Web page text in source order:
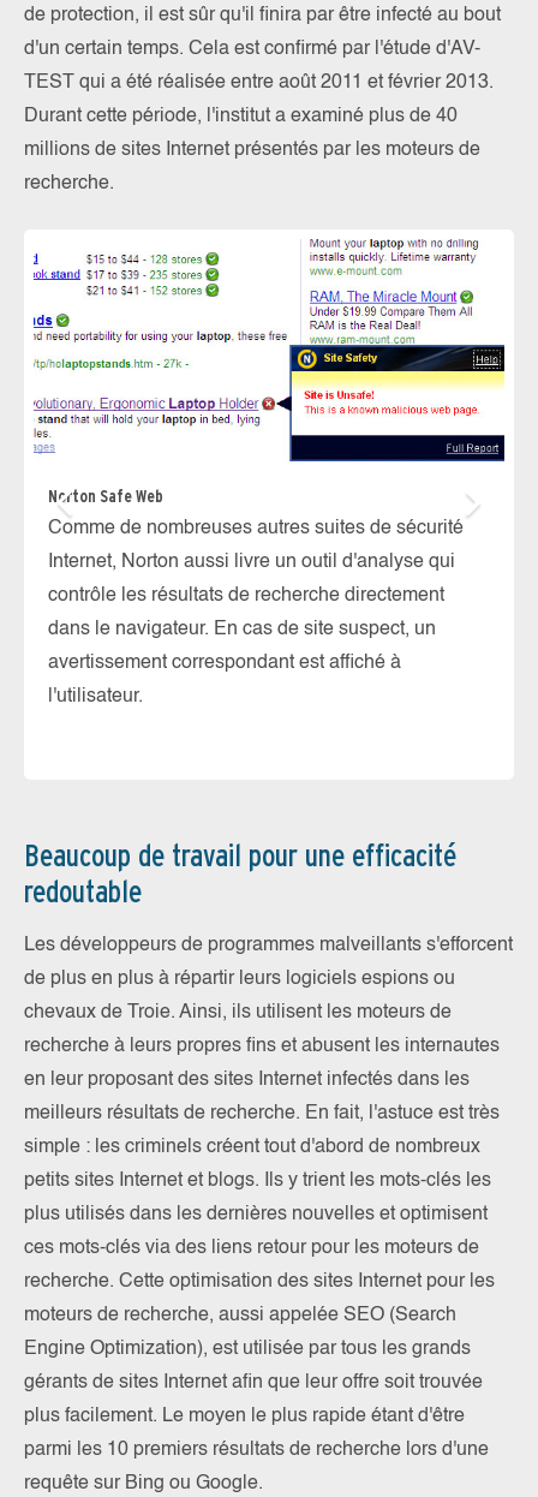
de protection, il est sûr qu'il finira par être infecté au bout
d'un certain temps. Cela est confirmé par l'étude d'AV-
TEST qui a été réalisée entre août 2011 et février 2013.
Durant cette période, l'institut a examiné plus de 40
millions de sites Internet présentés par les moteurs de
recherche.
Norton Safe Web
Comme de nombreuses autres suites de sécurité
Internet, Norton aussi livre un outil d'analyse qui
contrôle les résultats de recherche directement
dans le navigateur. En cas de site suspect, un
avertissement correspondant est affiché à
l'utilisateur.
Beaucoup de travail pour une efficacité
redoutable
Les développeurs de programmes malveillants s'efforcent
de plus en plus à répartir leurs logiciels espions ou
chevaux de Troie. Ainsi, ils utilisent les moteurs de
recherche à leurs propres fins et abusent les internautes
en leur proposant des sites Internet infectés dans les
meilleurs résultats de recherche. En fait, l'astuce est très
simple : les criminels créent tout d'abord de nombreux
petits sites Internet et blogs. Ils y trient les mots-clés les
plus utilisés dans les dernières nouvelles et optimisent
ces mots-clés via des liens retour pour les moteurs de
recherche. Cette optimisation des sites Internet pour les
moteurs de recherche, aussi appelée SEO (Search
Engine Optimization), est utilisée par tous les grands
gérants de sites Internet afin que leur offre soit trouvée
plus facilement. Le moyen le plus rapide étant d'être
parmi les 10 premiers résultats de recherche lors d'une
requête sur Bing ou Google.